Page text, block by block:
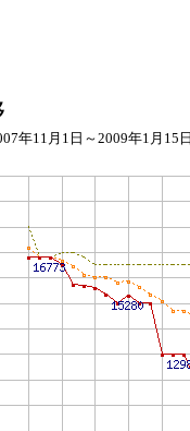
年11月1日～2009年1月15